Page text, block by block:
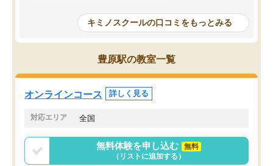
はなくなりました。
講師の方との距離も近く、親身なコー
チングのおかげで、停滞期もモチベー
ションを維持できました。「やらされ
る勉強」から「目標のための勉強」へ
意識が変わったことが、目標校への合
の仕方をコーチングして
ルなので、家での学習習
身につきました。結果と
た。自分から学ぶ姿勢を
キミノスクールの口コミをもっとみる
豊原駅の教室一覧
オンラインコース 詳しく見る
対応エリア 全国
無料体験を申し込む
無料
（リストに追加する）